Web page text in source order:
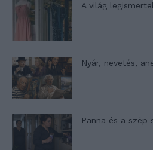
A világ
Nyár, nevetés,
Panna és a szép